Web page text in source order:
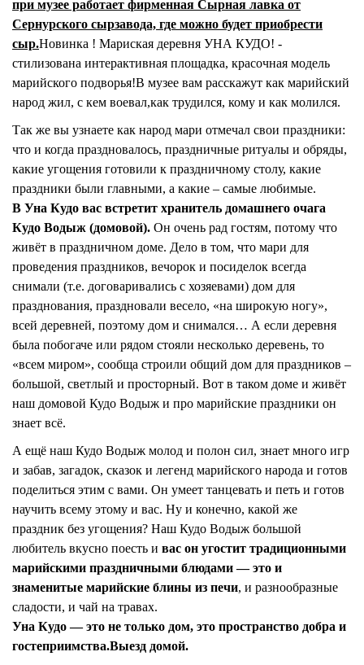
при музее работает фирменная Сырная лавка от
Сернурского сырзавода, где можно будет приобрести
сыр.Новинка ! Мариская деревня УНА КУДО! -
стилизована интерактивная площадка, красочная модель
марийского подворья!В музее вам расскажут как марийский
народ жил, с кем воевал,как трудился, кому и как молился.
Так же вы узнаете как народ мари отмечал свои праздники:
что и когда праздновалось, праздничные ритуалы и обряды,
какие угощения готовили к праздничному столу, какие
праздники были главными, а какие – самые любимые.
В Уна Кудо вас встретит хранитель домашнего очага
Кудо Водыж (домовой). Он очень рад гостям, потому что
живёт в праздничном доме. Дело в том, что мари для
проведения праздников, вечорок и посиделок всегда
снимали (т.е. договаривались с хозяевами) дом для
празднования, праздновали весело, «на широкую ногу»,
всей деревней, поэтому дом и снимался… А если деревня
была побогаче или рядом стояли несколько деревень, то
«всем миром», сообща строили общий дом для праздников –
большой, светлый и просторный. Вот в таком доме и живёт
наш домовой Кудо Водыж и про марийские праздники он
знает всё.
А ещё наш Кудо Водыж молод и полон сил, знает много игр
и забав, загадок, сказок и легенд марийского народа и готов
поделиться этим с вами. Он умеет танцевать и петь и готов
научить всему этому и вас. Ну и конечно, какой же
праздник без угощения? Наш Кудо Водыж большой
любитель вкусно поесть и вас он угостит традиционными
марийскими праздничными блюдами — это и
знаменитые марийские блины из печи, и разнообразные
сладости, и чай на травах.
Уна Кудо — это не только дом, это пространство добра и
гостеприимства.Выезд домой.